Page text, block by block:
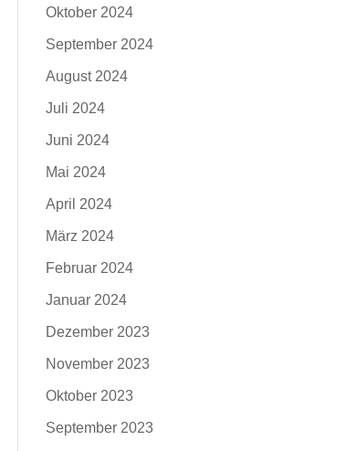
Oktober 2024
September 2024
August 2024
Juli 2024
Juni 2024
Mai 2024
April 2024
März 2024
Februar 2024
Januar 2024
Dezember 2023
November 2023
Oktober 2023
September 2023